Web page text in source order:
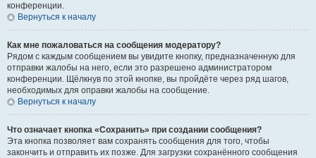
конференции.
Вернуться к началу
Как мне пожаловаться на сообщения модератору?
Рядом с каждым сообщением вы увидите кнопку, предназначенную для
отправки жалобы на него, если это разрешено администратором
конференции. Щёлкнув по этой кнопке, вы пройдёте через ряд шагов,
необходимых для оправки жалобы на сообщение.
Вернуться к началу
Что означает кнопка «Сохранить» при создании сообщения?
Эта кнопка позволяет вам сохранять сообщения для того, чтобы
закончить и отправить их позже. Для загрузки сохранённого сообщения